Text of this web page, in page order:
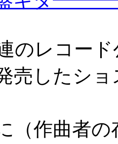
のレコー
売したシ
（作曲者